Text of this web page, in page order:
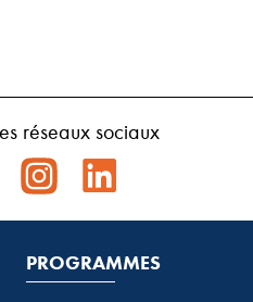
réseaux sociaux
PROGRAMMES